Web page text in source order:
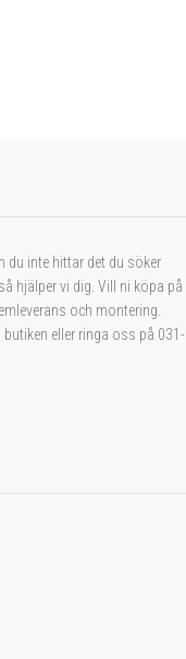
du inte hittar det du söker
hjälper vi dig. Vill ni köpa på
och montering.
eller ringa oss på 031-